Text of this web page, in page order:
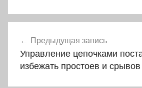
по
записям
Предыдущая запись
Управление цепочками
избежать простоев и срывов